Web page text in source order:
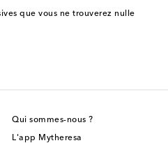
que vous ne trouverez nulle
Qui sommes-nous ?
L'app Mytheresa